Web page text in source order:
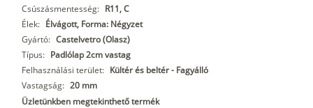
Csúszásmentesség: R11, C
Élek: Élvágott, Forma: Négyzet
Gyártó: Castelvetro (Olasz)
Típus: Padlólap 2cm vastag
Felhasználási terület: Kültér és beltér - Fagyálló
Vastagság: 20 mm
Üzletünkben megtekinthető termék